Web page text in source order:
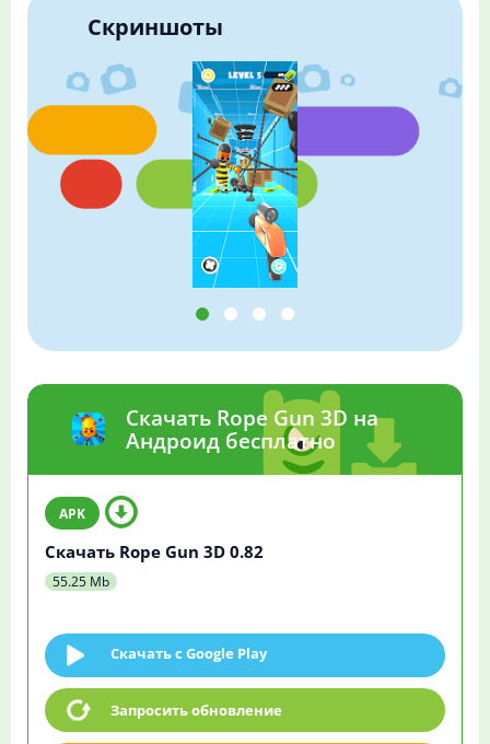
Скриншоты
Скачать Rope Gun 3D на
Андроид бесплатно
Скачать Rope Gun 3D 0.82
55.25 Mb
Скачать c Google Play
Запросить обновление